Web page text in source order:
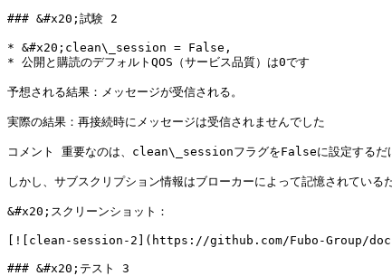
### &#x20;試験 2
* &#x20;clean\_session = False,
* 公開と購読のデフォルトQOS（サービス品質）は0です
予想される結果：メッセージが受信される。
実際の結果：再接続時にメッセージは受信されませんでした
コメント 重要なのは、clean\_sessionフラグをFalseに設定するだけ
しかし、サブスクリプション情報はブローカーによって記憶されてい
&#x20;スクリーンショット：
[![clean-session-2](https://github.com/Fubo-Group/
### &#x20;テスト 3